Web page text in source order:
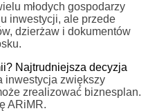
młodych gospodarzy
inwestycji, ale przede
dzierżaw i dokumentów
Najtrudniejsza decyzja
inwestycja zwiększy
zrealizować biznesplan.
ARiMR.